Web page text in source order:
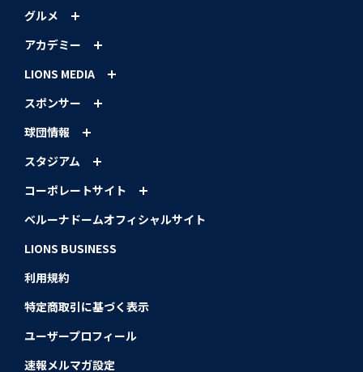
グルメ
アカデミー
LIONS MEDIA
スポンサー
球団情報
スタジアム
コーポレートサイト
ベルーナドームオフィシャルサイト
LIONS BUSINESS
利用規約
特定商取引に基づく表示
ユーザープロフィール
速報メルマガ設定